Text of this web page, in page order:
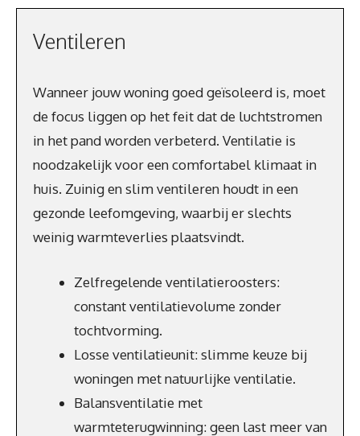
Ventileren
Wanneer jouw woning goed geïsoleerd is, moet
de focus liggen op het feit dat de luchtstromen
in het pand worden verbeterd. Ventilatie is
noodzakelijk voor een comfortabel klimaat in
huis. Zuinig en slim ventileren houdt in een
gezonde leefomgeving, waarbij er slechts
weinig warmteverlies plaatsvindt.
Zelfregelende ventilatieroosters:
constant ventilatievolume zonder
tochtvorming.
Losse ventilatieunit: slimme keuze bij
woningen met natuurlijke ventilatie.
Balansventilatie met
warmteterugwinning: geen last meer van